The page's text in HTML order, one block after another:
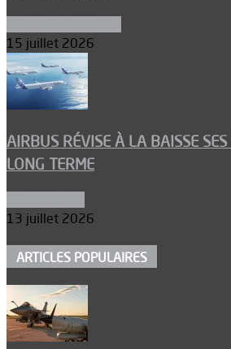
15 juillet 2026
AIRBUS RÉVISE À LA BAISSE
LONG TERME
13 juillet 2026
ARTICLES POPULAIRES